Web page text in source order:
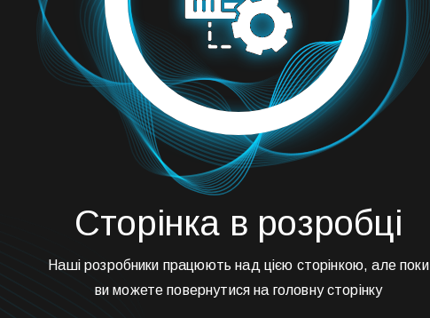
Сторінка в розробці
Наші розробники працюють над цією сторінкою, але поки
ви можете повернутися на головну сторінку